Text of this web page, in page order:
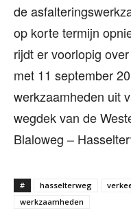
de
op korte termijn
rijdt er voorlopig
met 11 september
werkzaamheden uit
wegdek van de
Blaloweg –
# hasselterweg
werkzaamheden